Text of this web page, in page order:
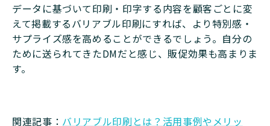
データに基づいて印刷・印字する内容を顧客ごとに変
えて掲載するバリアブル印刷にすれば、より特別感・
サプライズ感を高めることができるでしょう。自分の
ために送られてきたDMだと感じ、販促効果も高まりま
す。
関連記事： バリアブル印刷とは？活用事例やメリッ